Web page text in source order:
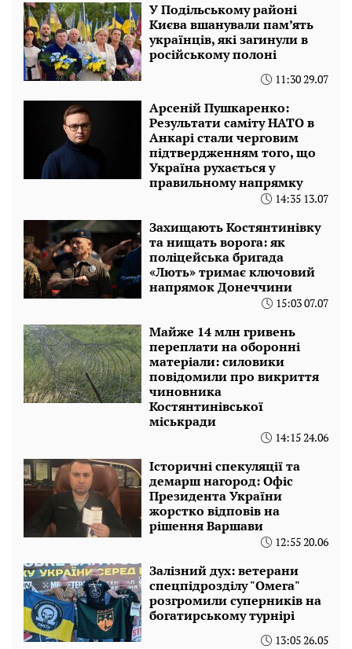
У Подільському районі
Києва вшанували пам’ять
українців, які загинули в
російському полоні
11:30 29.07
Арсеній Пушкаренко:
Результати саміту НАТО в
Анкарі стали черговим
підтвердженням того, що
Україна рухається у
правильному напрямку
14:35 13.07
Захищають Костянтинівку
та нищать ворога: як
поліцейська бригада
«Лють» тримає ключовий
напрямок Донеччини
15:03 07.07
Майже 14 млн гривень
переплати на оборонні
матеріали: силовики
повідомили про викриття
чиновника
Костянтинівської
міськради
14:15 24.06
Історичні спекуляції та
демарш нагород: Офіс
Президента України
жорстко відповів на
рішення Варшави
12:55 20.06
Залізний дух: ветерани
спецпідрозділу "Омега"
розгромили суперників на
богатирському турнірі
13:05 26.05